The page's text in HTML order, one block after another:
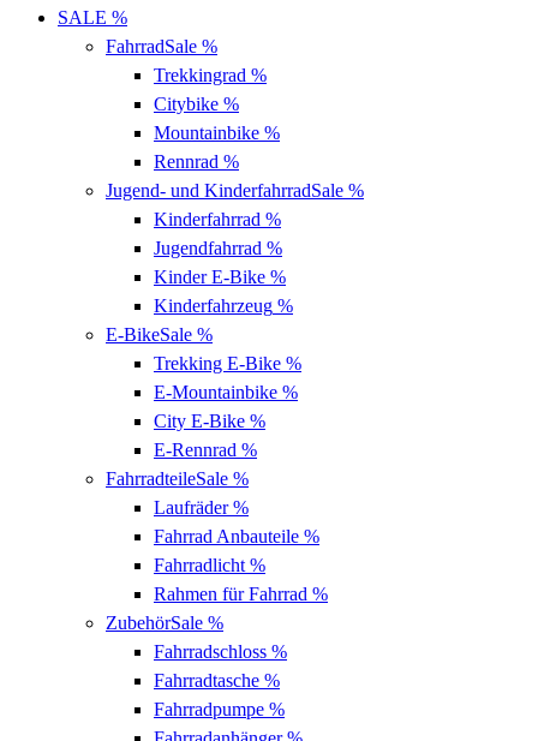
SALE %
FahrradSale %
Trekkingrad %
Citybike %
Mountainbike %
Rennrad %
Jugend- und KinderfahrradSale %
Kinderfahrrad %
Jugendfahrrad %
Kinder E-Bike %
Kinderfahrzeug %
E-BikeSale %
Trekking E-Bike %
E-Mountainbike %
City E-Bike %
E-Rennrad %
FahrradteileSale %
Laufräder%
Fahrrad Anbauteile %
Fahrradlicht %
Rahmen für Fahrrad %
ZubehörSale %
Fahrradschloss %
Fahrradtasche %
Fahrradpumpe %